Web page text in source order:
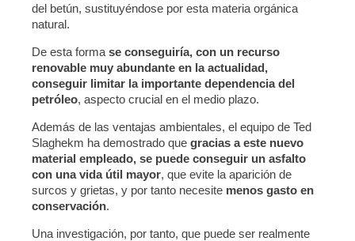
del betún, sustituyéndose por esta materia orgánica
natural.
De esta forma se conseguiría, con un recurso
renovable muy abundante en la actualidad,
conseguir limitar la importante dependencia del
petróleo, aspecto crucial en el medio plazo.
Además de las ventajas ambientales, el equipo de Ted
Slaghekm ha demostrado que gracias a este nuevo
material empleado, se puede conseguir un asfalto
con una vida útil mayor, que evite la aparición de
surcos y grietas, y por tanto necesite menos gasto en
conservación.
Una investigación, por tanto, que puede ser realmente